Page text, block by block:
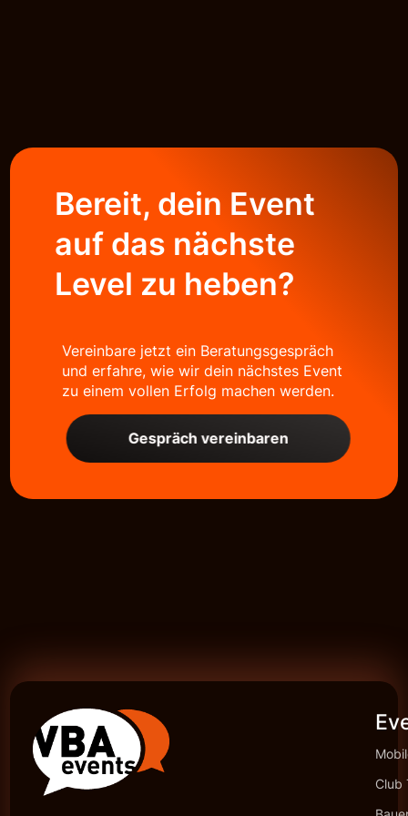
Bereit, dein Event
auf das nächste
Level zu heben?
Vereinbare jetzt ein Beratungsgespräch
und erfahre, wie wir dein nächstes Event
zu einem vollen Erfolg machen werden.
Gespräch vereinbaren
Club